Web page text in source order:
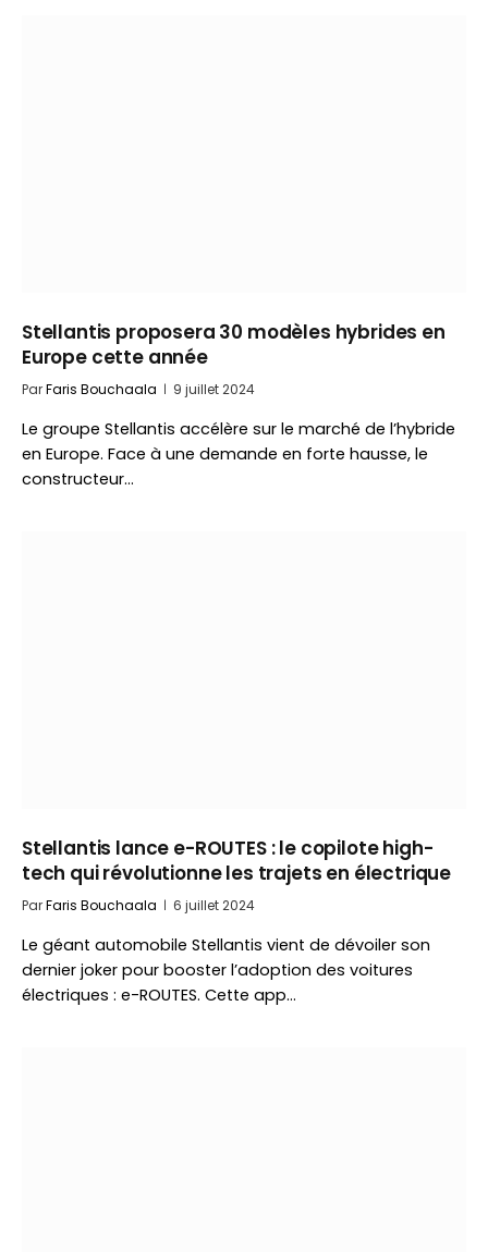
Stellantis proposera 30 modèles hybrides en
Europe cette année
ParFaris Bouchaala 9 juillet 2024
Le groupe Stellantis accélère sur le marché de l’hybride
en Europe. Face à une demande en forte hausse, le
constructeur…
Stellantis lance e-ROUTES : le copilote high-
tech qui révolutionne les trajets en électrique
ParFaris Bouchaala 6 juillet 2024
Le géant automobile Stellantis vient de dévoiler son
dernier joker pour booster l’adoption des voitures
électriques : e-ROUTES. Cette app…